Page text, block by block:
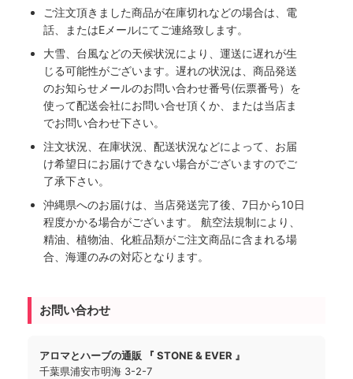
ご注文頂きました商品が在庫切れなどの場合は、電
話、またはEメールにてご連絡致します。
大雪、台風などの天候状況により、運送に遅れが生
じる可能性がございます。遅れの状況は、商品発送
のお知らせメールのお問い合わせ番号(伝票番号）を
使って配送会社にお問い合せ頂くか、または当店ま
でお問い合わせ下さい。
注文状況、在庫状況、配送状況などによって、お届
け希望日にお届けできない場合がございますのでご
了承下さい。
沖縄県へのお届けは、当店発送完了後、7日から10日
程度かかる場合がございます。 航空法規制により、
精油、植物油、化粧品類がご注文商品に含まれる場
合、海運のみの対応となります。
お問い合わせ
アロマとハーブの通販 『 STONE & EVER 』
千葉県浦安市明海 3-2-7